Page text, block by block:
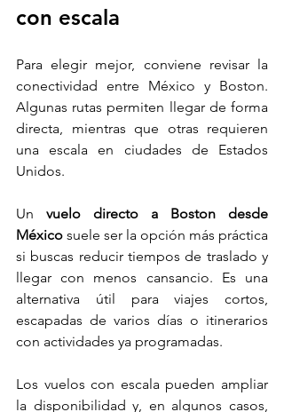
con escala
Para elegir mejor, conviene revisar la
conectividad entre México y Boston.
Algunas rutas permiten llegar de forma
directa, mientras que otras requieren
una escala en ciudades de Estados
Unidos.
Un vuelo directo a Boston desde
México suele ser la opción más práctica
si buscas reducir tiempos de traslado y
llegar con menos cansancio. Es una
alternativa útil para viajes cortos,
escapadas de varios días o itinerarios
con actividades ya programadas.
Los vuelos con escala pueden ampliar
la disponibilidad y, en algunos casos,